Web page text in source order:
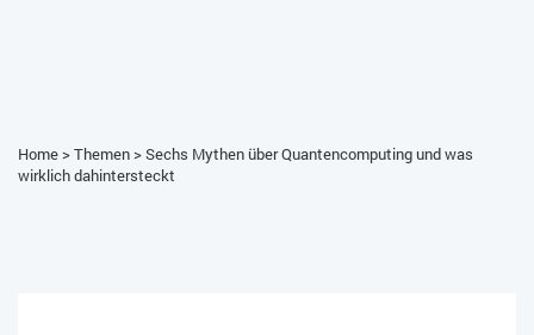
Home>Themen>Sechs Mythen über Quantencomputing und was
wirklich dahintersteckt